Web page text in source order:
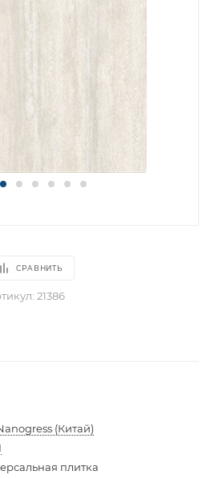
СРАВНИТЬ
21386
(Китай)
плитка